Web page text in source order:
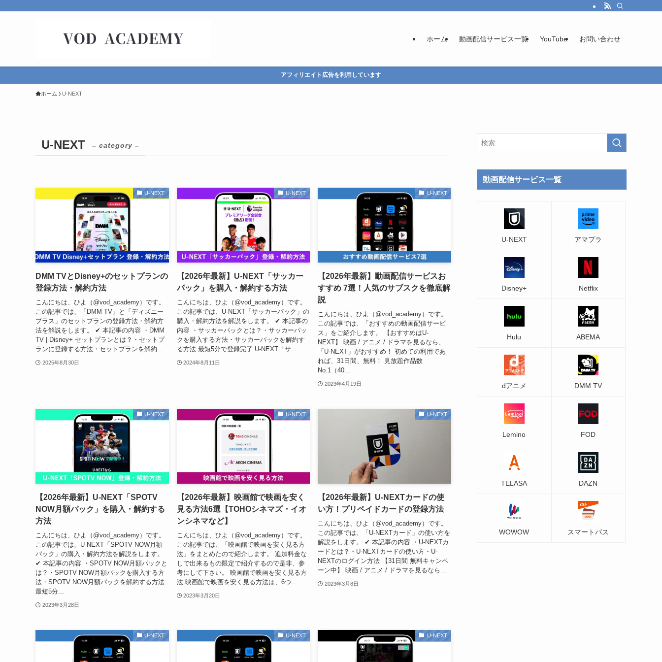
ホーム 動画配信サービス一覧 YouTube お問い合わせ
アフィリエイト広告を利用しています
ホーム U-NEXT
U-NEXT – category –
U-NEXT
DMM TVとDisney+のセットプランの
登録方法・解約方法
こんにちは、ひよ（@vod_academy）です。
この記事では、「DMM TV」と「ディズニー
プラス」のセットプランの登録方法・解約方
法を解説をします。 ✔︎ 本記事の内容 ・DMM
TV | Disney+ セットプランとは？・セットプ
ランに登録する方法・セットプランを解約...
2025年8月30日
U-NEXT
【2026年最新】U-NEXT「サッカー
パック」を購入・解約する方法
こんにちは、ひよ（@vod_academy）です。
この記事では、U-NEXT「サッカーパック」の
購入・解約方法を解説をします。 ✔︎ 本記事の
内容 ・サッカーパックとは？・サッカーパッ
クを購入する方法・サッカーパックを解約す
る方法 最短5分で登録完了 U-NEXT「サ...
2024年8月11日
U-NEXT
【2026年最新】動画配信サービスお
すすめ 7選！人気のサブスクを徹底解
説
こんにちは、ひよ（@vod_academy）です。
この記事では、「おすすめの動画配信サービ
ス」をご紹介します。 【おすすめはU-
NEXT】 映画 / アニメ / ドラマを見るなら、
「U-NEXT」がおすすめ！ 初めての利用であ
れば、31日間、無料！ 見放題作品数
No.1（40...
2023年4月19日
U-NEXT
【2026年最新】U-NEXT「SPOTV
NOW月額パック」を購入・解約する
方法
こんにちは、ひよ（@vod_academy）です。
この記事では、U-NEXT「SPOTV NOW月額
パック」の購入・解約方法を解説をします。
✔︎ 本記事の内容 ・SPOTV NOW月額パックと
は？・SPOTV NOW月額パックを購入する方
法・SPOTV NOW月額パックを解約する方法
最短5分...
2023年3月28日
U-NEXT
【2026年最新】映画館で映画を安く
見る方法6選【TOHOシネマズ・イオ
ンシネマなど】
こんにちは、ひよ（@vod_academy）です。
この記事では、「映画館で映画を安く見る方
法」をまとめたので紹介します。 追加料金な
しで出来るもの限定で紹介するので是非、参
考にして下さい。 映画館で映画を安く見る方
法 映画館で映画を安く見る方法は、6つ...
2023年3月20日
U-NEXT
【2026年最新】U-NEXTカードの使
い方！プリペイドカードの登録方法
こんにちは、ひよ（@vod_academy）です。
この記事では、「U-NEXTカード」の使い方を
解説をします。 ✔︎ 本記事の内容 ・U-NEXTカ
ードとは？・U-NEXTカードの使い方・U-
NEXTのログイン方法 【31日間 無料キャンペ
ーン中】 映画 / アニメ / ドラマを見るなら...
2023年3月8日
U-NEXT U-NEXT U-NEXT
動画配信サービス一覧
U-NEXT アマプラ
Disney+ Netflix
Hulu ABEMA
dアニメ DMM TV
Lemino FOD
TELASA DAZN
WOWOW スマートパス